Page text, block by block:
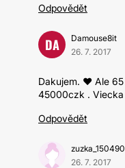
Odpovědět
DA
Damouse8it
26. 7. 2017
Dakujem. ❤️ Ale
45000czk .
Odpovědět
26. 7. 2017